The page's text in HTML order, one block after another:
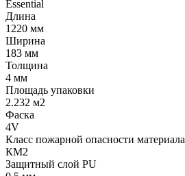
Essential
Длина
1220 мм
Ширина
183 мм
Толщина
4 мм
Площадь упаковки
2.232 м2
Фаска
4V
Класс пожарной опасности материала
КМ2
Защитный слой PU